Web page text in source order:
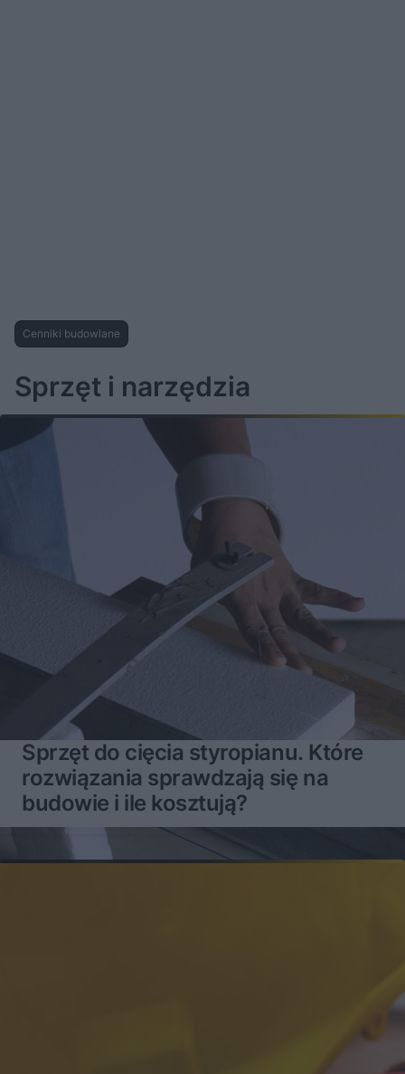
Cenniki budowlane
Sprzęt i narzędzia
Sprzęt do cięcia styropianu. Które
rozwiązania sprawdzają się na
budowie i ile kosztują?